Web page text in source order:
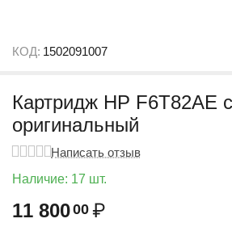
КОД: 1502091007
Картридж HP F6T82AE
оригинальный
Написать отзыв
Наличие: 17 шт.
11 80000 ₽